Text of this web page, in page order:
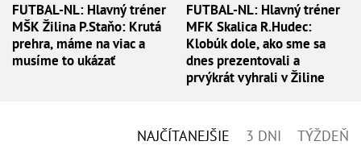
FUTBAL-NL: Hlavný tréner
MŠK Žilina P.Staňo: Krutá
prehra, máme na viac a
musíme to ukázať
FUTBAL-NL: Hlavný tréner
MFK Skalica R.Hudec:
Klobúk dole, ako sme sa
dnes prezentovali a
prvýkrát vyhrali v Žiline
NAJČÍTANEJŠIE 3 DNI TÝŽDEŇ